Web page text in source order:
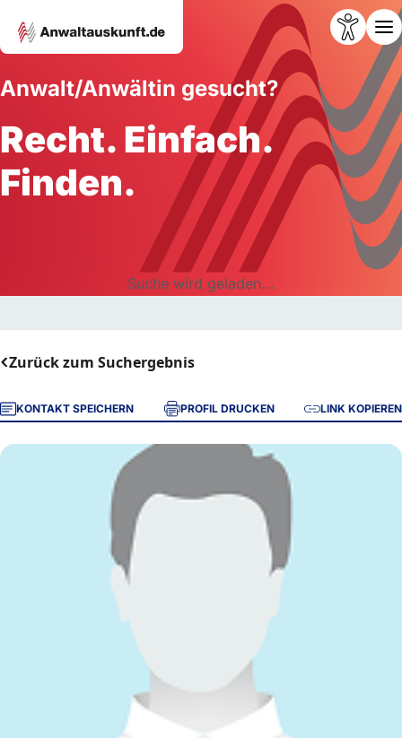
Anwalt/Anwältin gesucht?
Recht. Einfach.
Finden.
Suche wird geladen...
Zurück zum Suchergebnis
KONTAKT SPEICHERN PROFIL DRUCKEN LINK KOPIEREN